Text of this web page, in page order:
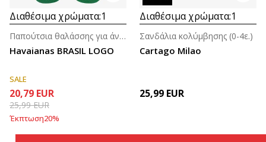
Διαθέσιμα χρώματα:1
Havaianas BRASIL LOGO
Παπούτσια θαλάσσης για άνδρες
SALE
20,79 EUR
25,99EUR
Έκπτωση20%
Διαθέσιμα χρώματα:1
Cartago Milao
Σανδάλια κολύμβησης (0-4ε.)
25,99 EUR